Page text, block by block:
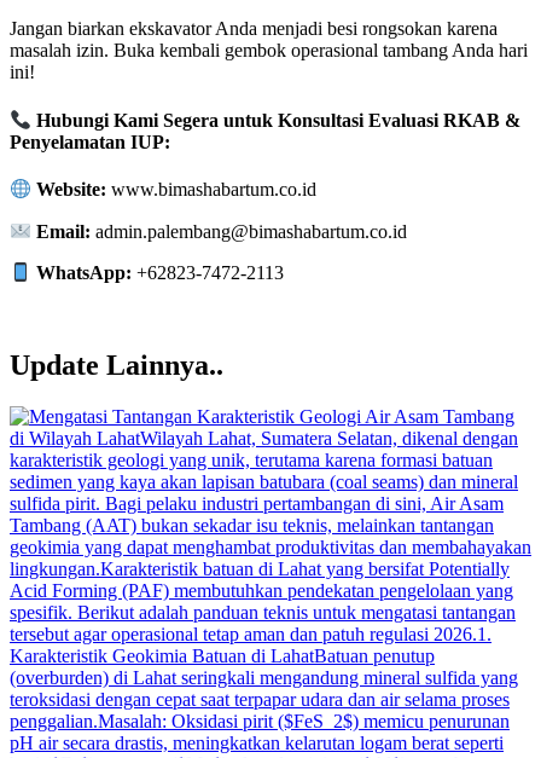
Jangan biarkan ekskavator Anda menjadi besi rongsokan karena
masalah izin. Buka kembali gembok operasional tambang Anda hari
ini!
Hubungi Kami Segera untuk Konsultasi Evaluasi RKAB &
Penyelamatan IUP:
Website: www.bimashabartum.co.id
Email: admin.palembang@bimashabartum.co.id
WhatsApp: +62823-7472-2113
Update Lainnya..